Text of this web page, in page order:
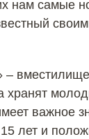
нам самые
–
важное
лет и